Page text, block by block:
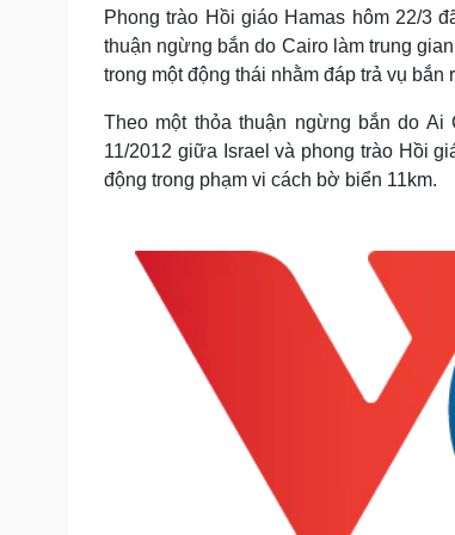
Tin nóng
Tư vấn luật
Việt Nam
Phân tích
Sức khỏe
Dinh dưỡng - món ngon
Cây thuốc
Nam khoa
Làm đẹp - giảm cân
Phòng mạch online
Ăn sạch sống khỏe
Đời sống
Nhà đẹp
Blog
Phong trào Hồi giáo Hamas hôm 22/3
thuận ngừng bắn do Cairo làm trung
trong một động thái nhằm đáp trả vụ bắn
Theo một thỏa thuận ngừng bắn do
11/2012 giữa Israel và phong trào Hồi
động trong phạm vi cách bờ biển 11km.